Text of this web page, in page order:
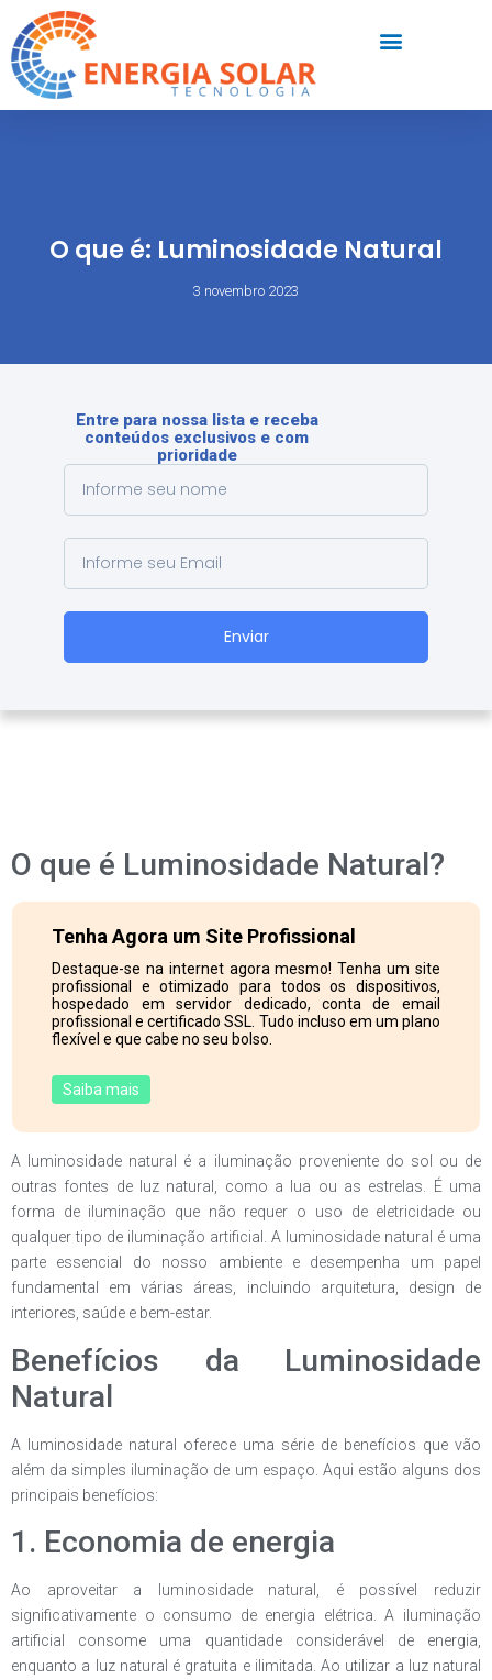
O que é: Luminosidade Natural
3 novembro 2023
Enviar
Entre para nossa lista e receba
conteúdos exclusivos e com
prioridade
O que é Luminosidade Natural?
Tenha Agora um Site Profissional
Destaque-se na internet agora mesmo! Tenha um site
profissional e otimizado para todos os dispositivos,
hospedado em servidor dedicado, conta de email
profissional e certificado SSL. Tudo incluso em um plano
flexível e que cabe no seu bolso.
Saiba mais
A luminosidade natural é a iluminação proveniente do sol ou de
outras fontes de luz natural, como a lua ou as estrelas. É uma
forma de iluminação que não requer o uso de eletricidade ou
qualquer tipo de iluminação artificial. A luminosidade natural é uma
parte essencial do nosso ambiente e desempenha um papel
fundamental em várias áreas, incluindo arquitetura, design de
interiores, saúde e bem-estar.
Benefícios da Luminosidade
Natural
A luminosidade natural oferece uma série de benefícios que vão
além da simples iluminação de um espaço. Aqui estão alguns dos
principais benefícios:
1. Economia de energia
Ao aproveitar a luminosidade natural, é possível reduzir
significativamente o consumo de energia elétrica. A iluminação
artificial consome uma quantidade considerável de energia,
enquanto a luz natural é gratuita e ilimitada. Ao utilizar a luz natural